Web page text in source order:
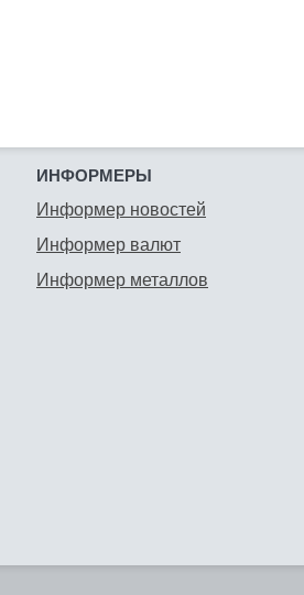
ИНФОРМЕРЫ
Информер новостей
Информер валют
Информер металлов